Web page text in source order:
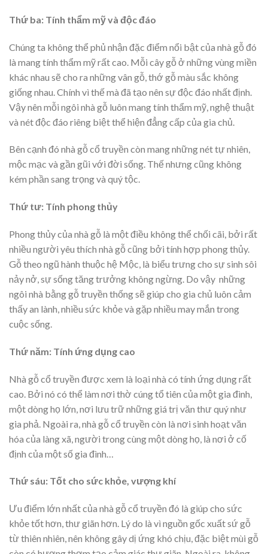
Thứ ba: Tính thẩm mỹ và độc đáo
Chúng ta không thể phủ nhận đặc điểm nổi bật của nhà gỗ đó
là mang tính thẩm mỹ rất cao. Mỗi cây gỗ ở những vùng miền
khác nhau sẽ cho ra những vân gỗ, thớ gỗ màu sắc không
giống nhau. Chính vì thế mà đã tạo nên sự độc đáo nhất định.
Vậy nên mỗi ngôi nhà gỗ luôn mang tính thẩm mỹ, nghệ thuật
và nét độc đáo riêng biệt thể hiện đẳng cấp của gia chủ.
Bên cạnh đó nhà gỗ cổ truyền còn mang những nét tự nhiên,
mộc mạc và gần gũi với đời sống. Thế nhưng cũng không
kém phần sang trọng và quý tộc.
Thứ tư: Tính phong thủy
Phong thủy của nhà gỗ là một điều không thể chối cãi, bởi rất
nhiều người yêu thích nhà gỗ cũng bởi tính hợp phong thủy.
Gỗ theo ngũ hành thuộc hệ Mộc, là biểu trưng cho sự sinh sôi
nảy nở, sự sống tăng trưởng không ngừng. Do vậy những
ngôi nhà bằng gỗ truyền thống sẽ giúp cho gia chủ luôn cảm
thấy an lành, nhiều sức khỏe và gặp nhiều may mắn trong
cuộc sống.
Thứ năm: Tính ứng dụng cao
Nhà gỗ cổ truyền được xem là loại nhà có tính ứng dụng rất
cao. Bởi nó có thể làm nơi thờ cúng tổ tiên của một gia đình,
một dòng họ lớn, nơi lưu trữ những giá trị văn thư quý như
gia phả. Ngoài ra, nhà gỗ cổ truyền còn là nơi sinh hoạt văn
hóa của làng xã, người trong cùng một dòng họ, là nơi ở cố
định của một số gia đình…
Thứ sáu: Tốt cho sức khỏe, vượng khí
Ưu điểm lớn nhất của nhà gỗ cổ truyền đó là giúp cho sức
khỏe tốt hơn, thư giãn hơn. Lý do là vì nguồn gốc xuất sứ gỗ
từ thiên nhiên, nên không gây dị ứng khó chịu, đặc biệt mùi gỗ